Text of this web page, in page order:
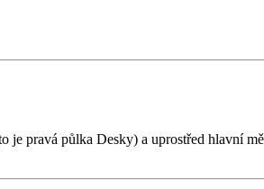
pravá půlka Desky) a uprostřed hlavní